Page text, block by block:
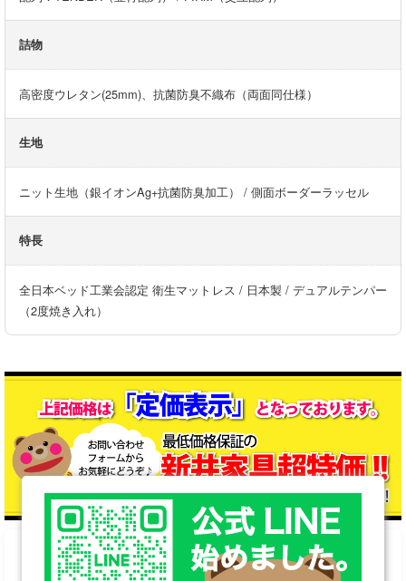
詰物
高密度ウレタン(25mm)、抗菌防臭不織布（両面同仕様）
生地
ニット生地（銀イオンAg+抗菌防臭加工） / 側面ボーダーラッセル
特長
全日本ベッド工業会認定 衛生マットレス / 日本製 / デュアルテンパー
（2度焼き入れ）
格安特価は表示すると怒られるので…お手数ですが